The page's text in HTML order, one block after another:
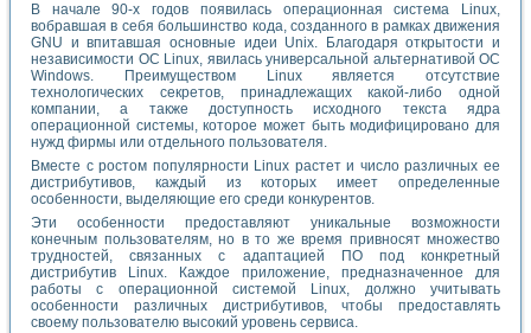
В начале 90-х годов появилась операционная система Linux,
вобравшая в себя большинство кода, созданного в рамках движения
GNU и впитавшая основные идеи Unix. Благодаря открытости и
независимости ОС Linux, явилась универсальной альтернативой ОС
Windows. Преимуществом Linux является отсутствие
технологических секретов, принадлежащих какой-либо одной
компании, а также доступность исходного текста ядра
операционной системы, которое может быть модифицировано для
нужд фирмы или отдельного пользователя.
Вместе с ростом популярности Linux растет и число различных ее
дистрибутивов, каждый из которых имеет определенные
особенности, выделяющие его среди конкурентов.
Эти особенности предоставляют уникальные возможности
конечным пользователям, но в то же время привносят множество
трудностей, связанных с адаптацией ПО под конкретный
дистрибутив Linux. Каждое приложение, предназначенное для
работы с операционной системой Linux, должно учитывать
особенности различных дистрибутивов, чтобы предоставлять
своему пользователю высокий уровень сервиса.